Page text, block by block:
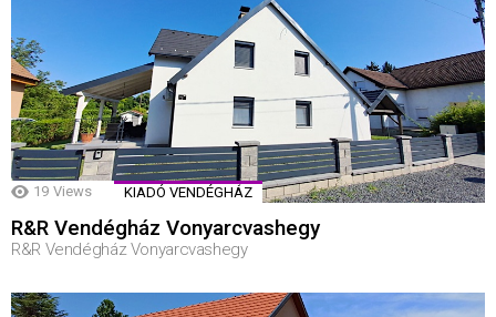
19 Views KIADÓ VENDÉGHÁZ
R&R Vendégház Vonyarcvashegy
R&R Vendégház Vonyarcvashegy